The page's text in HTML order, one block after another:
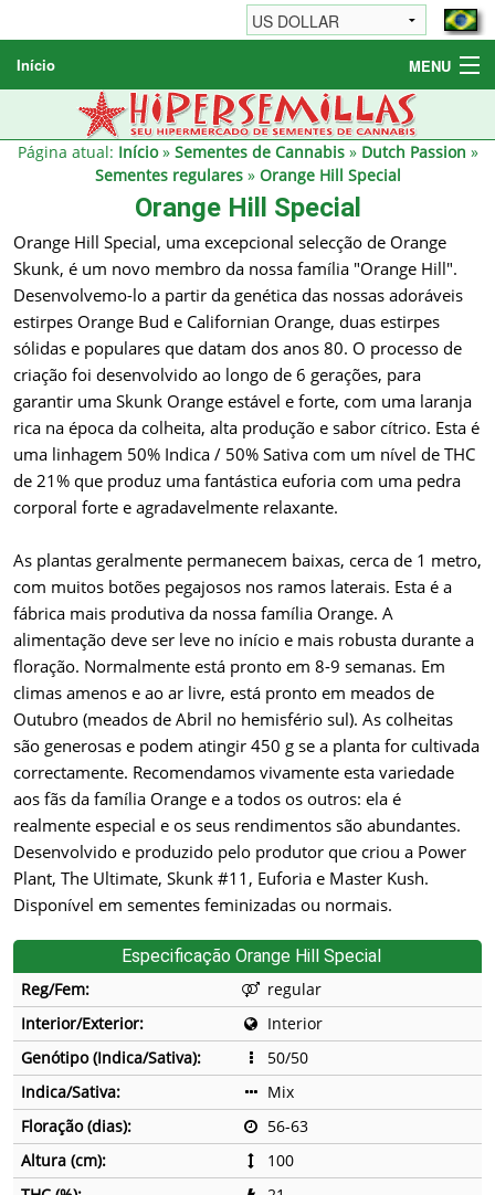
Início MENU
Sementes de Cannabis
Sementes Diversas
Página atual: Início» Sementes de Cannabis» Dutch Passion »
Sementes regulares» Orange Hill Special
Orange Hill Special
Orange Hill Special, uma excepcional selecção de Orange
Skunk, é um novo membro da nossa família "Orange Hill".
Desenvolvemo-lo a partir da genética das nossas adoráveis
estirpes Orange Bud e Californian Orange, duas estirpes
sólidas e populares que datam dos anos 80. O processo de
criação foi desenvolvido ao longo de 6 gerações, para
garantir uma Skunk Orange estável e forte, com uma laranja
rica na época da colheita, alta produção e sabor cítrico. Esta é
uma linhagem 50% Indica / 50% Sativa com um nível de THC
de 21% que produz uma fantástica euforia com uma pedra
corporal forte e agradavelmente relaxante.
As plantas geralmente permanecem baixas, cerca de 1 metro,
com muitos botões pegajosos nos ramos laterais. Esta é a
fábrica mais produtiva da nossa família Orange. A
alimentação deve ser leve no início e mais robusta durante a
floração. Normalmente está pronto em 8-9 semanas. Em
climas amenos e ao ar livre, está pronto em meados de
Outubro (meados de Abril no hemisfério sul). As colheitas
são generosas e podem atingir 450 g se a planta for cultivada
correctamente. Recomendamos vivamente esta variedade
aos fãs da família Orange e a todos os outros: ela é
realmente especial e os seus rendimentos são abundantes.
Desenvolvido e produzido pelo produtor que criou a Power
Plant, The Ultimate, Skunk #11, Euforia e Master Kush.
Disponível em sementes feminizadas ou normais.
Especificação Orange Hill Special
Reg/Fem:
regular
Interior/Exterior:
Interior
Genótipo (Indica/Sativa):
50/50
Indica/Sativa:
Mix
Floração (dias):
56-63
Altura (cm):
100